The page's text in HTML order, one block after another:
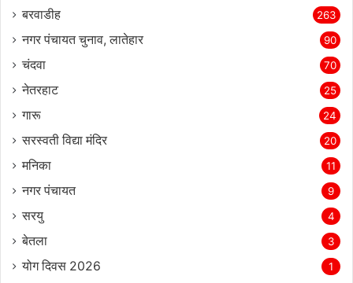
बरवाडीह 263
नगर पंचायत चुनाव, लातेहार 90
चंदवा 70
नेतरहाट 25
गारू 24
सरस्‍वती विद्या मंदिर 20
मनिका 11
नगर पंचायत 9
सरयु 4
बेतला 3
योग दिवस 2026 1